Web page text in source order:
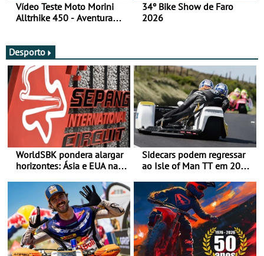
Vídeo Teste Moto Morini
Alltrhike 450 - Aventura
34º Bike Show de Faro
2026
Desporto
WorldSBK pondera alargar
horizontes: Ásia e EUA na
Sidecars podem regressar
ao Isle of Man TT em 2027